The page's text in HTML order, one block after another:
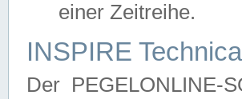
einer Zeitreihe.
INSPIRE
Der PEGELONLINE-